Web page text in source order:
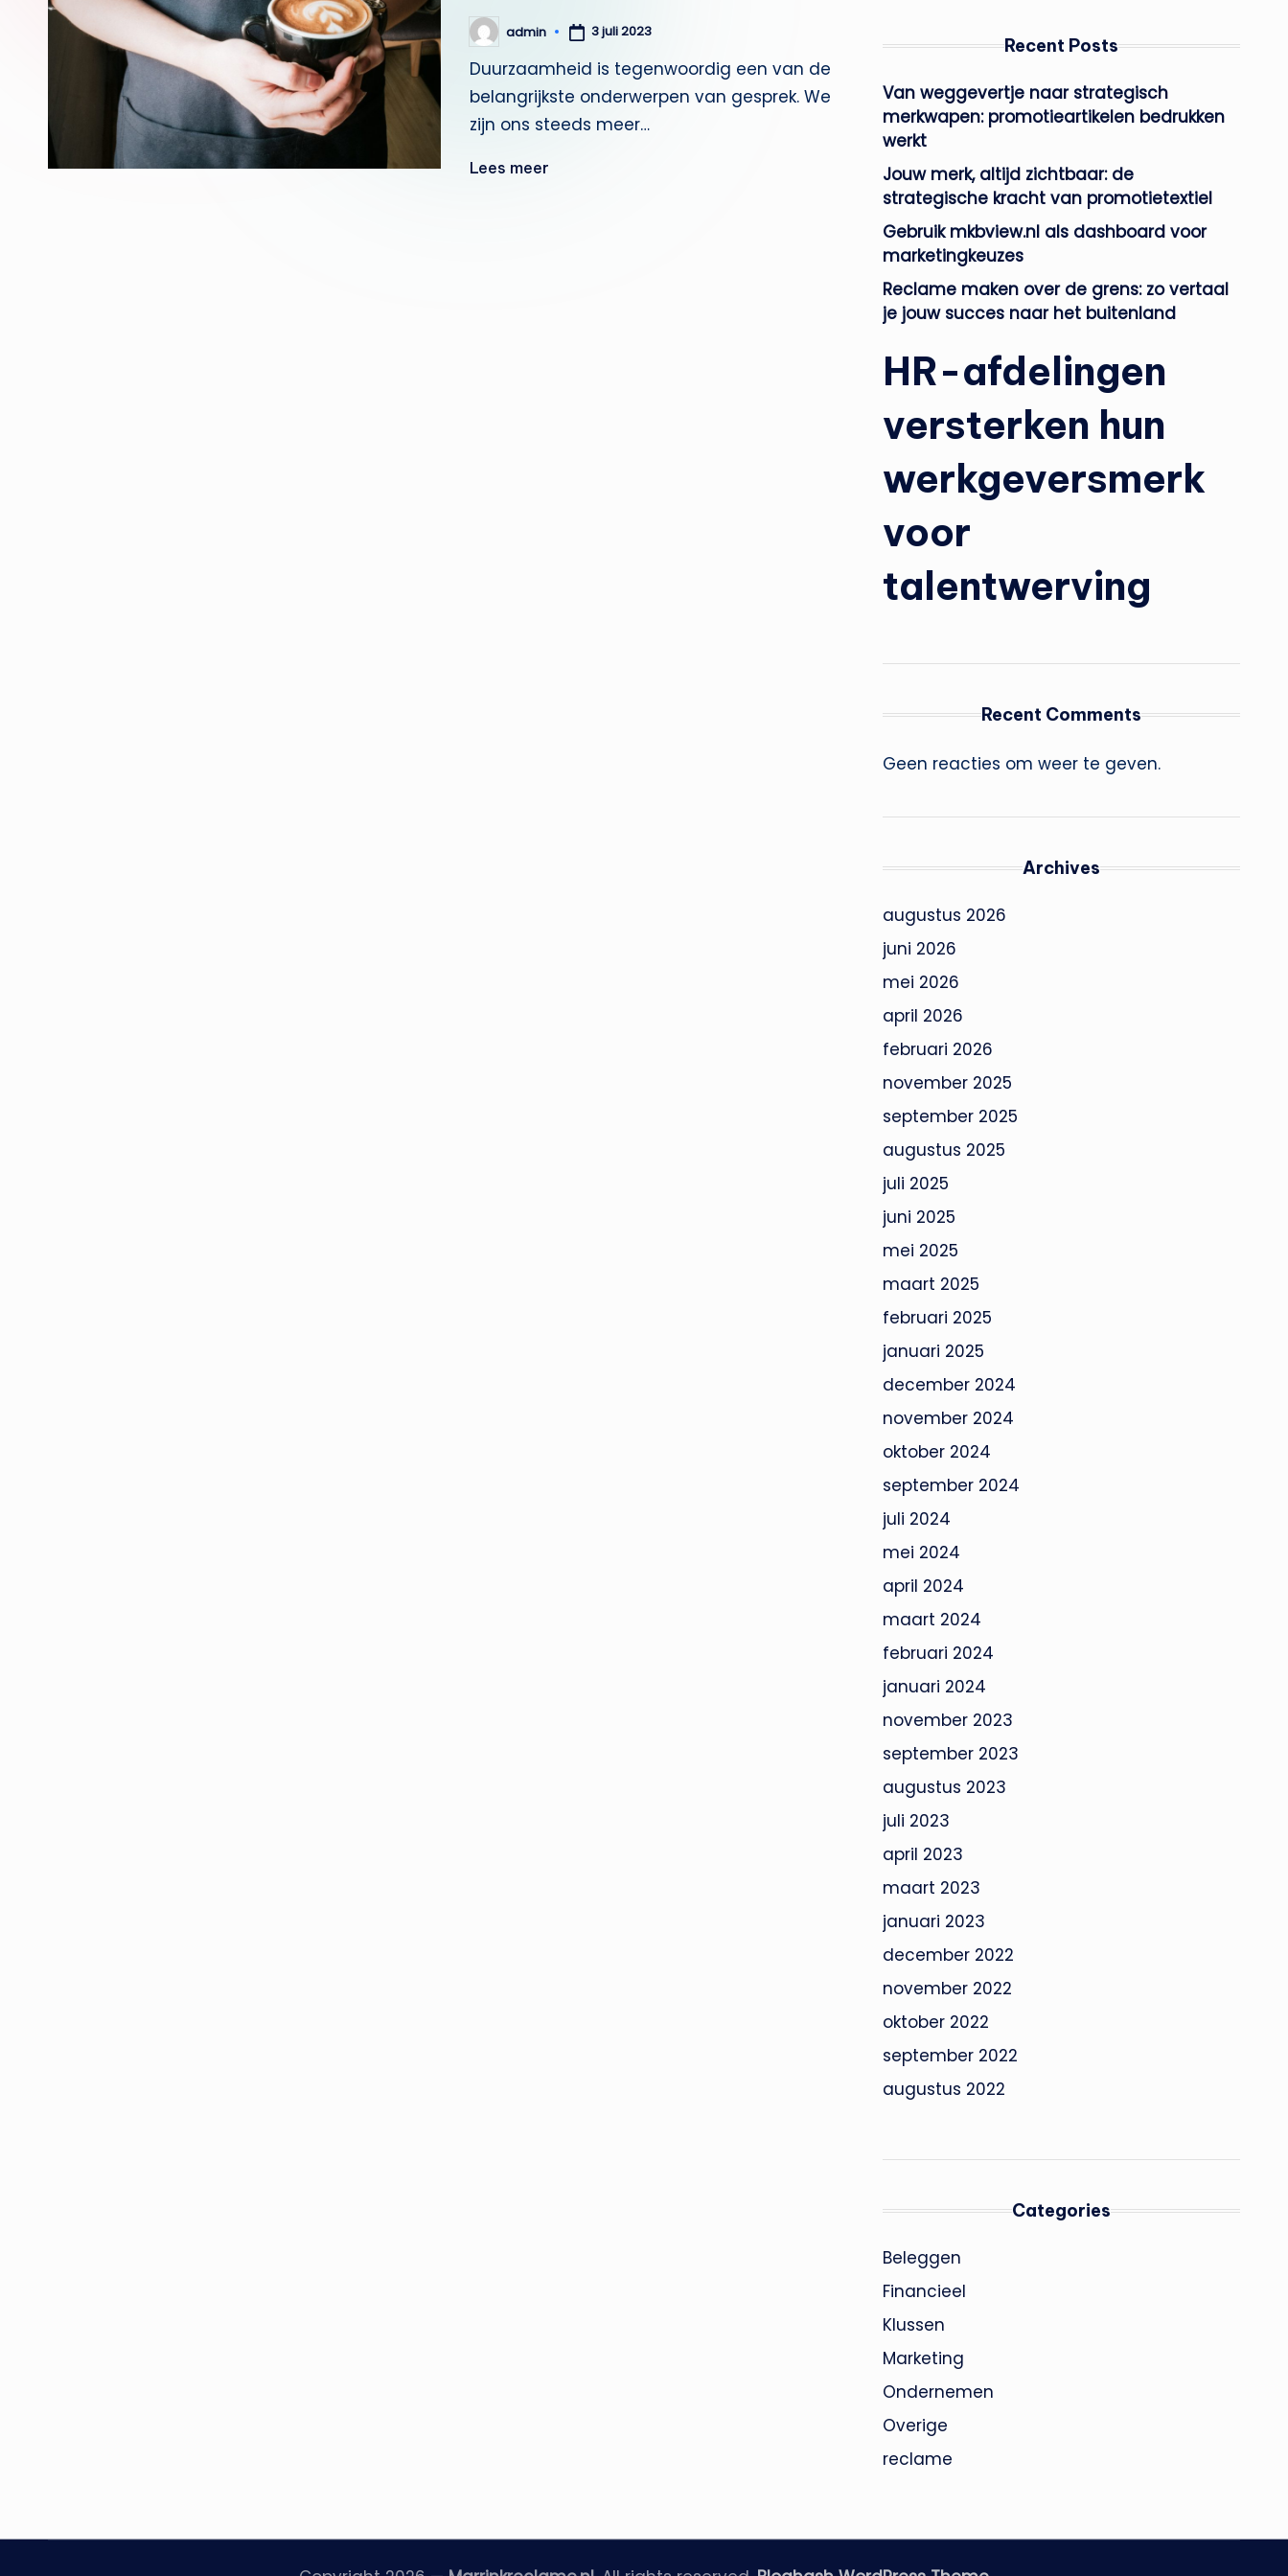
Geplaatst
door
admin 3 juli 2023
Duurzaamheid is tegenwoordig een van de
belangrijkste onderwerpen van gesprek. We
zijn ons steeds meer…
Lees meer
Recent Posts
Van weggevertje naar strategisch
merkwapen: promotieartikelen bedrukken
werkt
Jouw merk, altijd zichtbaar: de
strategische kracht van promotietextiel
Gebruik mkbview.nl als dashboard voor
marketingkeuzes
Reclame maken over de grens: zo vertaal
je jouw succes naar het buitenland
HR-afdelingen
versterken hun
werkgeversmerk
voor
talentwerving
Recent Comments
Geen reacties om weer te geven.
Archives
augustus 2026
juni 2026
mei 2026
april 2026
februari 2026
november 2025
september 2025
augustus 2025
juli 2025
juni 2025
mei 2025
maart 2025
februari 2025
januari 2025
december 2024
november 2024
oktober 2024
september 2024
juli 2024
mei 2024
april 2024
maart 2024
februari 2024
januari 2024
november 2023
september 2023
augustus 2023
juli 2023
april 2023
maart 2023
januari 2023
december 2022
november 2022
oktober 2022
september 2022
augustus 2022
Categories
Beleggen
Financieel
Klussen
Marketing
Ondernemen
Overige
reclame